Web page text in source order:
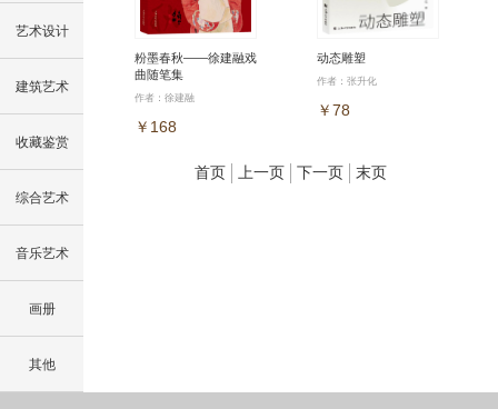
艺术设计
建筑艺术
收藏鉴赏
综合艺术
音乐艺术
画册
其他
粉墨春秋——徐建融戏
曲随笔集
作者：徐建融
￥168
动态雕塑
作者：张升化
￥78
首页 上一页 下一页 末页